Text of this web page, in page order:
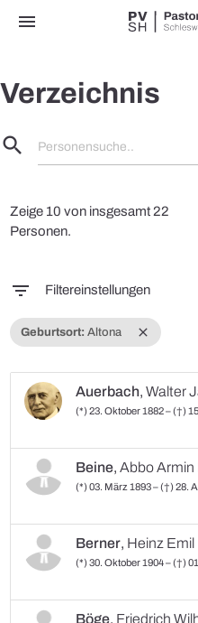
menu
Verzeichnis
search Personensuche..
Zeige 10 von insgesamt 22
Personen.
filter_list Filtereinstellungen
close
Geburtsort: Altona
Auerbach, Walter
(*) 23. Oktober 1882 – (†)
Beine, Abbo Armin
(*) 03. März 1893 – (†) 28.
Berner, Heinz Emil
(*) 30. Oktober 1904 – (†)
Böge, Friedrich